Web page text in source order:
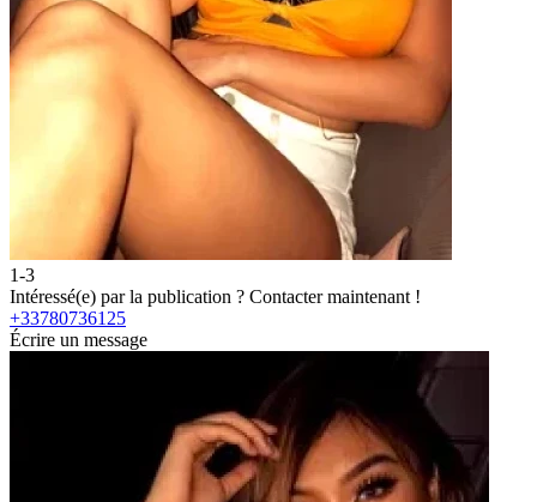
1-3
Intéressé(e) par la publication ? Contacter maintenant !
+33780736125
Écrire un message